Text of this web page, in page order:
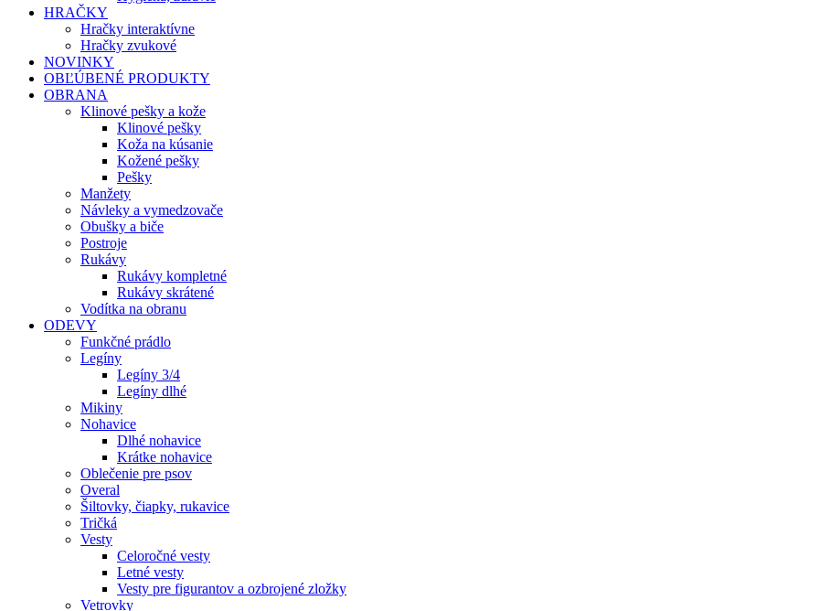
HRAČKY
Hračky interaktívne
Hračky zvukové
NOVINKY
OBĽÚBENÉ PRODUKTY
OBRANA
Klinové pešky a kože
Klinové pešky
Koža na kúsanie
Kožené pešky
Pešky
Manžety
Návleky a vymedzovače
Obušky a biče
Postroje
Rukávy
Rukávy kompletné
Rukávy skrátené
Vodítka na obranu
ODEVY
Funkčné prádlo
Legíny
Legíny 3/4
Legíny dlhé
Mikiny
Nohavice
Dlhé nohavice
Krátke nohavice
Oblečenie pre psov
Overal
Šiltovky, čiapky, rukavice
Tričká
Vesty
Celoročné vesty
Letné vesty
Vesty pre figurantov a ozbrojené zložky
Vetrovky